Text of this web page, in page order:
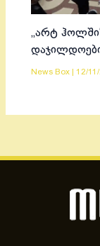
„არტ
News Box |12/